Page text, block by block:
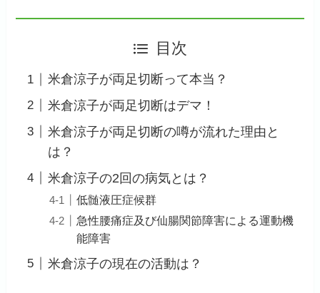
目次
米倉涼子が両足切断って本当？
米倉涼子が両足切断はデマ！
米倉涼子が両足切断の噂が流れた理由と
は？
米倉涼子の2回の病気とは？
低髄液圧症候群
急性腰痛症及び仙腸関節障害による運動機
能障害
米倉涼子の現在の活動は？